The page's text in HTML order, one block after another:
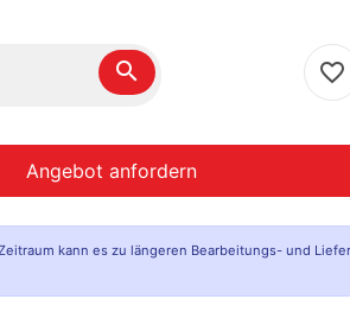
search favorite_border
Angebot anfordern
kann es zu längeren Bearbeitungs- und